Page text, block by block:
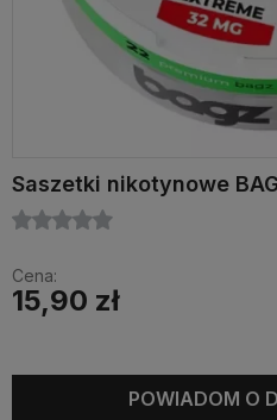
Saszetki nikotynowe
Cena:
15,90 zł
POWIADOM O